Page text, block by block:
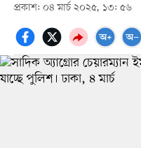
প্রকাশ: ০৪ মার্চ ২০২৫, ১৩: ৫৬